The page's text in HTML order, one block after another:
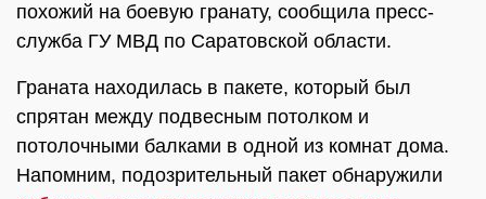
похожий на боевую гранату, сообщила пресс-
служба ГУ МВД по Саратовской области.
Граната находилась в пакете, который был
спрятан между подвесным потолком и
потолочными балками в одной из комнат дома.
Напомним, подозрительный пакет обнаружили